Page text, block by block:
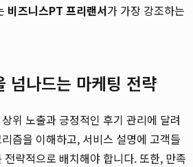
비즈니스PT 프리랜서가 가장 강조하는
넘나드는 마케팅 전략
위 노출과 긍정적인 후기 관리에 달려
즘을 이해하고, 서비스 설명에 고객들
략적으로 배치해야 합니다. 또한, 만족